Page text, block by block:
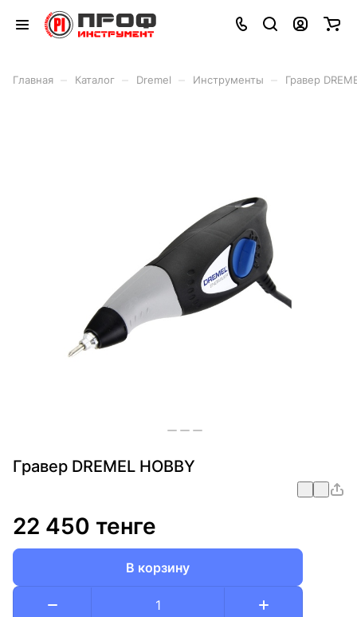
Главная Каталог Dremel Инструменты Гравер
Гравер DREMEL HOBBY
22 450 тенге
В корзину